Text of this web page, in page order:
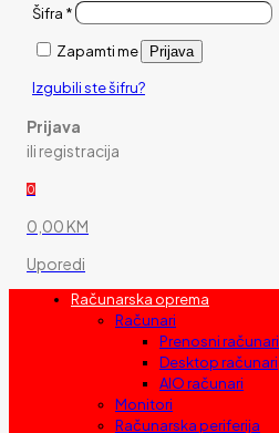
Šifra *
Zapamti me Prijava
Izgubili ste šifru?
Prijava
ili registracija
0
0,00 KM
Uporedi
Računarska oprema
Računari
Prenosni računari
Desktop računari
AIO računari
Monitori
Računarska periferija